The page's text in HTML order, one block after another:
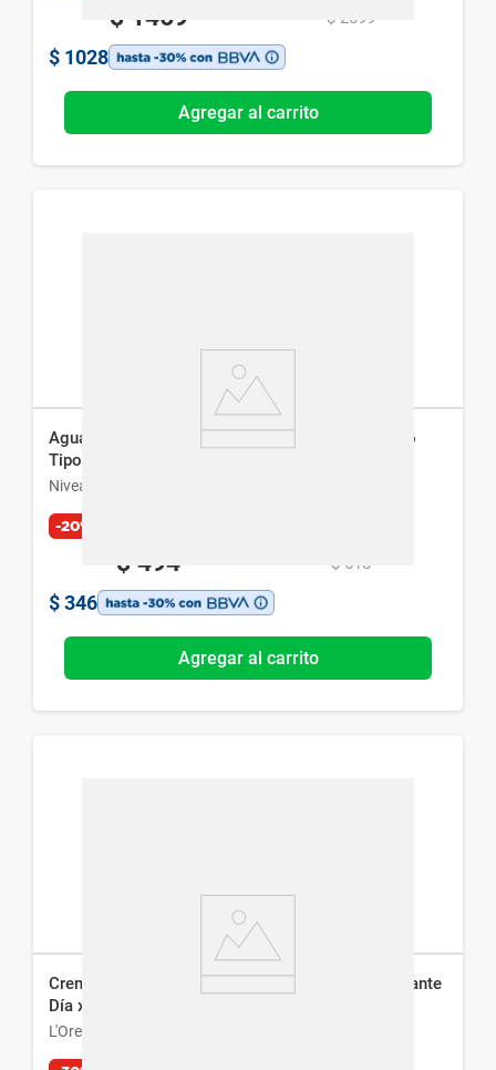
$ 1469 $ 2099
$ 1028
Agregar al carrito
Agua Micelar Bifásica Nivea Rose Care para Todo
Tipo de Piel x 400 ml
Nivea
-20%
$ 494 $ 618
$ 346
Agregar al carrito
Crema Facial L´Oréal Paris Hidra Total 5 Humectante
Día x 50ml
L'Oreal París